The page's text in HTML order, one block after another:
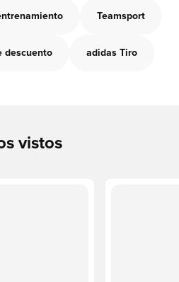
Teamsport
descuento adidas Tiro
vistos